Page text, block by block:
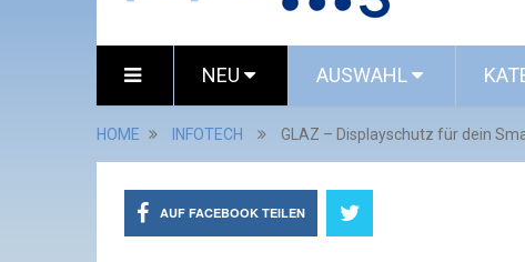
NEU AUSWAHL
HOME INFOTECH GLAZ – Displayschutz für dein
AUF FACEBOOK TEILEN